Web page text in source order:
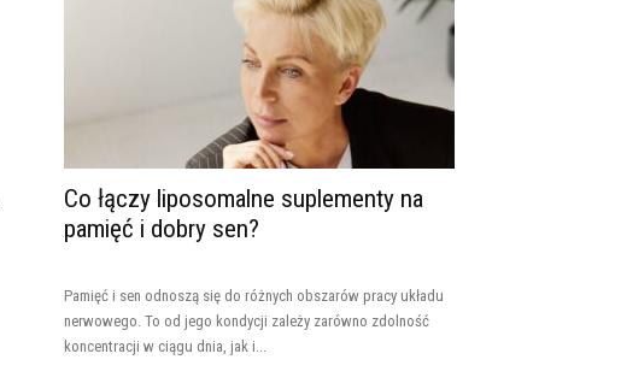
Co łączy liposomalne suplementy na
pamięć i dobry sen?
Pamięć i sen odnoszą się do różnych obszarów pracy układu
nerwowego. To od jego kondycji zależy zarówno zdolność
koncentracji w ciągu dnia, jak i...